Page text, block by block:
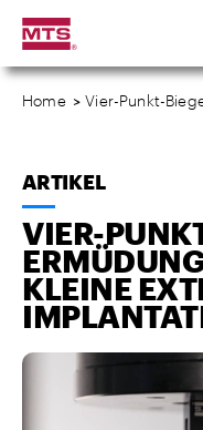
Home >Vier-Punkt-
ARTIKEL
VIER-
KLEINE